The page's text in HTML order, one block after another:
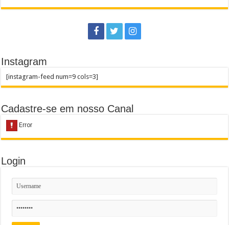
Instagram
[instagram-feed num=9 cols=3]
Cadastre-se em nosso Canal
Login